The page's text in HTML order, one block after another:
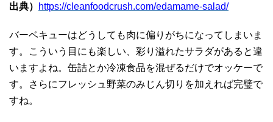
出典） https://cleanfoodcrush.com/edamame-salad/
バーベキューはどうしても肉に偏りがちになってしまいま
す。こういう目にも楽しい、彩り溢れたサラダがあると違
いますよね。缶詰とか冷凍食品を混ぜるだけでオッケーで
す。さらにフレッシュ野菜のみじん切りを加えれば完璧で
すね。